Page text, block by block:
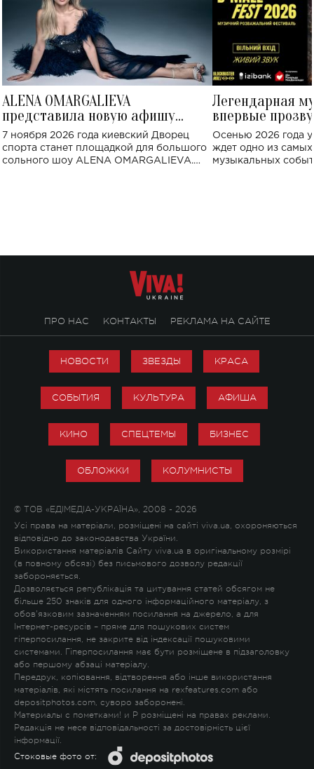
ALENA OMARGALIEVA
представила новую афишу
большого концерта во Дворце
спорта
7 ноября 2026 года киевский Дворец
спорта станет площадкой для большого
сольного шоу ALENA OMARGALIEVA.
Легендарная
впервые
Украине: где
Осенью 2026 года
ждет одно из
музыкальных
ПРО НАС КОНТАКТЫ РЕКЛАМА НА САЙТЕ
НОВОСТИ ЗВЕЗДЫ КРАСА
СОБЫТИЯ КУЛЬТУРА АФИША
КИНО СПЕЦТЕМЫ БИЗНЕС
ОБЛОЖКИ КОЛУМНИСТЫ
© ТОВ «ЕДІМЕДІА-УКРАЇНА», 2008 - 2026
Усі права на матеріали, розміщені на сайті viva.ua, охороняються
відповідно до законодавства України.
Використання матеріалів Сайту viva.ua в оригінальному розмірі
(в повному обсязі) без письмового дозволу редакції
забороняється.
Дозволяється републікація та цитування статей обсягом не
більше 250 знаків для одного інформаційного матеріалу, з
обов'язковим зазначенням посилання на джерело, а для
Інтернет-ресурсів – пряме для пошукових систем
гіперпосилання, не закрите від індексації пошуковими
системами. Гіперпосилання має бути розміщене в підзаголовку
або першому абзаці матеріалу.
Передрук, копіювання, відтворення або інше використання
матеріалів, які містять посилання на rexfeatures.com або
depositphotos.com, суворо заборонені.
Материалы с пометками! и P розміщені на правах реклами.
Редакція не несе відповідальності за достовірність цієї
інформації.
Стоковые фото от: